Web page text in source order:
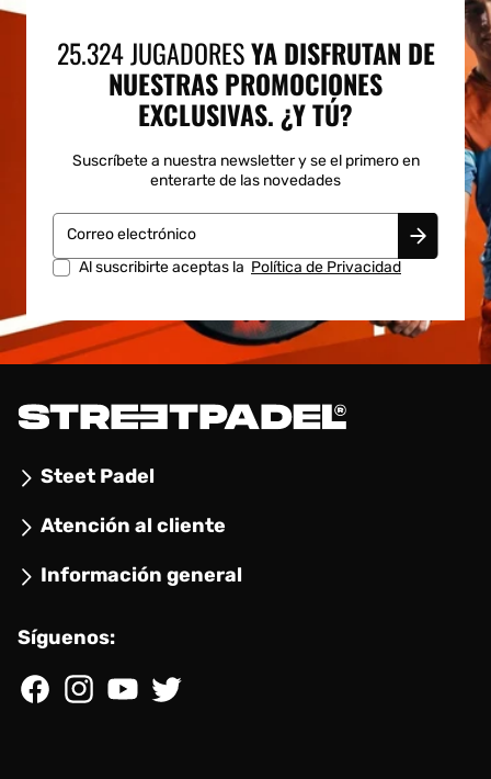
25.324 JUGADORESYA DISFRUTAN DE
NUESTRAS PROMOCIONES
EXCLUSIVAS. ¿Y TÚ?
Suscríbete a nuestra newsletter y se el primero en
enterarte de las novedades
Correo electrónico
Al suscribirte aceptas la Política de Privacidad
Steet Padel
Atención al cliente
Información general
Síguenos:
FacebookInstagramYouTubeTwitter